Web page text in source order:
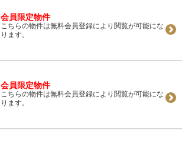
会員限定物件
こちらの物件は無料会員登録により閲覧が可能にな
ります。
会員限定物件
こちらの物件は無料会員登録により閲覧が可能にな
ります。